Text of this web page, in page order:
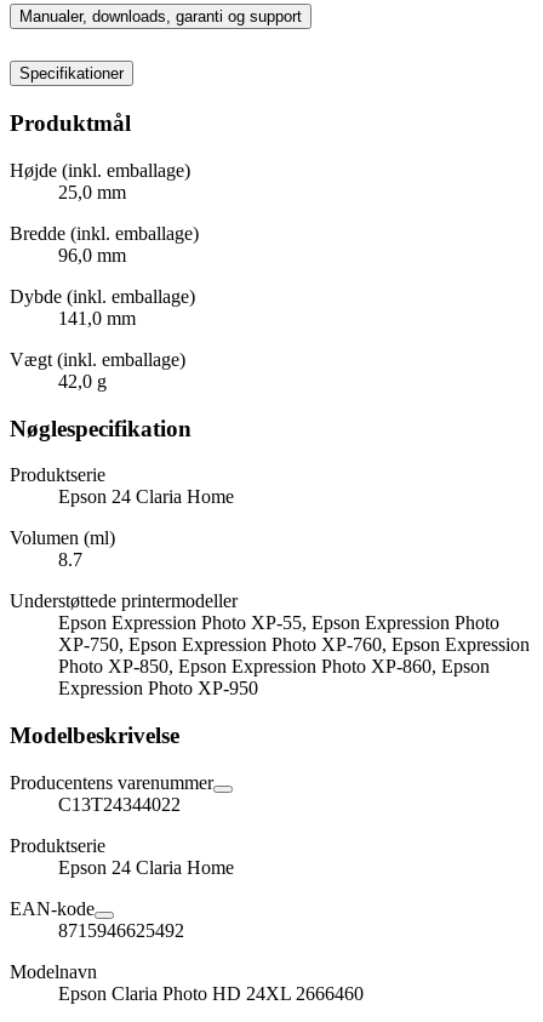
Manualer, downloads, garanti og support
Specifikationer
Produktmål
Højde (inkl. emballage)
25,0 mm
Bredde (inkl. emballage)
96,0 mm
Dybde (inkl. emballage)
141,0 mm
Vægt (inkl. emballage)
42,0 g
Nøglespecifikation
Produktserie
Epson 24 Claria Home
Volumen (ml)
8.7
Understøttede printermodeller
Epson Expression Photo XP-55, Epson Expression Photo
XP-750, Epson Expression Photo XP-760, Epson Expression
Photo XP-850, Epson Expression Photo XP-860, Epson
Expression Photo XP-950
Modelbeskrivelse
Producentens varenummer
C13T24344022
Produktserie
Epson 24 Claria Home
EAN-kode
8715946625492
Modelnavn
Epson Claria Photo HD 24XL 2666460